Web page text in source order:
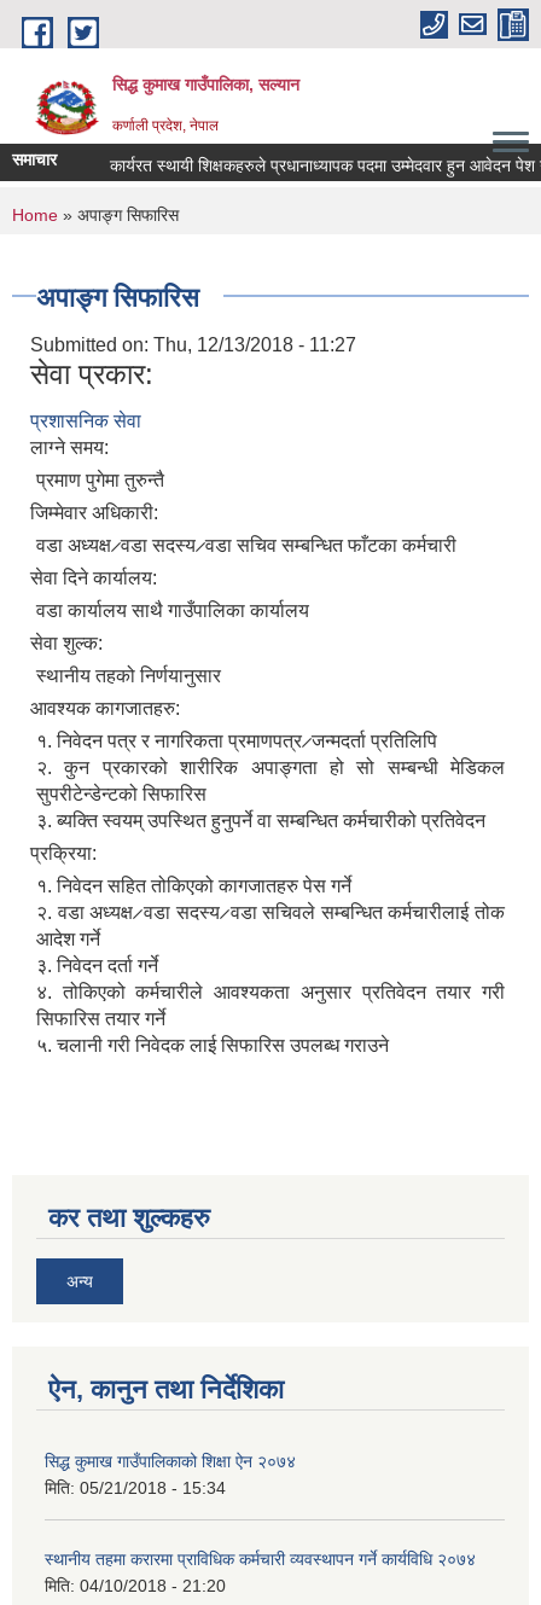
Skip to main content
सिद्ध कुमाख गाउँपालिका, सल्यान
कर्णाली प्रदेश, नेपाल
समाचार कार्यरत स्थायी शिक्षकहरुले प्रधानाध्यापक पदमा उम्मेदवार हुन आवेदन पेश
You are here
Home » अपाङ्ग सिफारिस
अपाङ्ग सिफारिस
Submitted on: Thu, 12/13/2018 - 11:27
सेवा प्रकार:
प्रशासनिक सेवा
लाग्ने समय:
प्रमाण पुगेमा तुरुन्तै
जिम्मेवार अधिकारी:
वडा अध्यक्ष ̷ वडा सदस्य ̷ वडा सचिव सम्बन्धित फाँटका कर्मचारी
सेवा दिने कार्यालय:
वडा कार्यालय साथै गाउँपालिका कार्यालय
सेवा शुल्क:
स्थानीय तहको निर्णयानुसार
आवश्यक कागजातहरु:
१. निवेदन पत्र र नागरिकता प्रमाणपत्र ̷ जन्मदर्ता प्रतिलिपि
२. कुन प्रकारको शारीरिक अपाङ्गता हो सो सम्बन्धी मेडिकल
सुपरीटेन्डेन्टको सिफारिस
३. ब्यक्ति स्वयम् उपस्थित हुनुपर्ने वा सम्बन्धित कर्मचारीको प्रतिवेदन
प्रक्रिया:
१. निवेदन सहित तोकिएको कागजातहरु पेस गर्ने
२. वडा अध्यक्ष ̷ वडा सदस्य ̷ वडा सचिवले सम्बन्धित कर्मचारीलाई तोक
आदेश गर्ने
३. निवेदन दर्ता गर्ने
४. तोकिएको कर्मचारीले आवश्यकता अनुसार प्रतिवेदन तयार गरी
सिफारिस तयार गर्ने
५. चलानी गरी निवेदक लाई सिफारिस उपलब्ध गराउने
कर तथा शुल्कहरु
अन्य
ऐन, कानुन तथा निर्देशिका
सिद्ध कुमाख गाउँपालिकाको शिक्षा ऐन २०७४
मिति: 05/21/2018 - 15:34
स्थानीय तहमा करारमा प्राविधिक कर्मचारी व्यवस्थापन गर्ने कार्यविधि २०७४
मिति: 04/10/2018 - 21:20